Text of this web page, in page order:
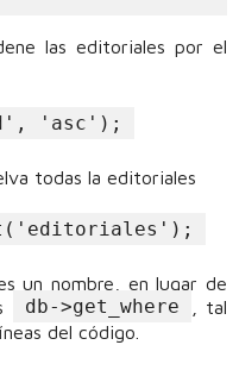
las editoriales por el
'asc');
todas la editoriales
un nombre, en lugar de
db->get_where
, tal
del código.